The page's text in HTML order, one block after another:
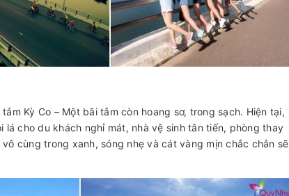
Kỳ Co – Một bãi tắm còn hoang sơ, trong sạch. Hiện tại,
cho du khách nghỉ mát, nhà vệ sinh tân tiến, phòng thay
cùng trong xanh, sóng nhẹ và cát vàng mịn chắc chắn sẽ